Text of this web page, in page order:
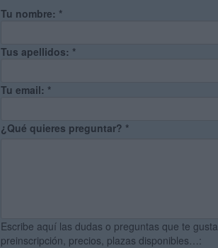
Tu nombre: *
Tus apellidos: *
Tu email: *
¿Qué quieres preguntar? *
Escribe aquí las dudas o preguntas que te
preinscripción, precios, plazas disponibles…: